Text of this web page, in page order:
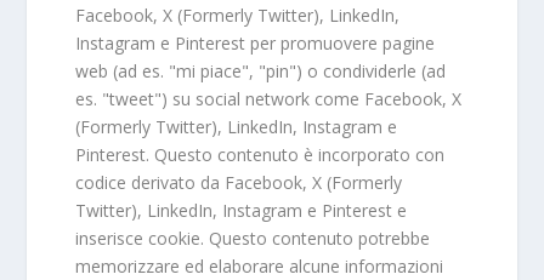
Facebook, X (Formerly Twitter), LinkedIn,
Instagram e Pinterest per promuovere pagine
web (ad es. "mi piace", "pin") o condividerle (ad
es. "tweet") su social network come Facebook, X
(Formerly Twitter), LinkedIn, Instagram e
Pinterest. Questo contenuto è incorporato con
codice derivato da Facebook, X (Formerly
Twitter), LinkedIn, Instagram e Pinterest e
inserisce cookie. Questo contenuto potrebbe
memorizzare ed elaborare alcune informazioni